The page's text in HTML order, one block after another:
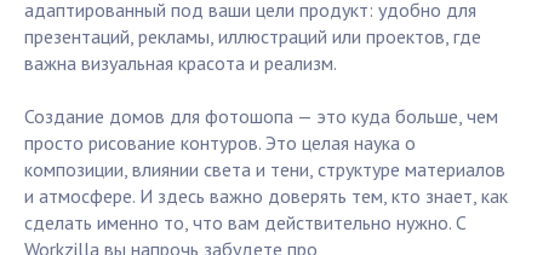
адаптированный под ваши цели продукт: удобно для
презентаций, рекламы, иллюстраций или проектов, где
важна визуальная красота и реализм.
Создание домов для фотошопа — это куда больше, чем
просто рисование контуров. Это целая наука о
композиции, влиянии света и тени, структуре материалов
и атмосфере. И здесь важно доверять тем, кто знает, как
сделать именно то, что вам действительно нужно. С
Workzilla вы напрочь забудете про